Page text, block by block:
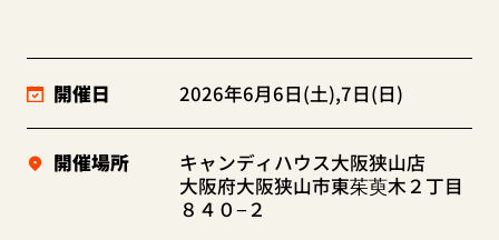
開催日 2026年6月6日(土),7日(日)
開催場所
キャンディハウス大阪狭山店
大阪府大阪狭山市東茱萸木２丁目
８４０−２